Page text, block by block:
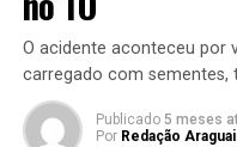
O acidente aconteceu por
carregado com sementes,
Publicado 5 meses
Por Redação